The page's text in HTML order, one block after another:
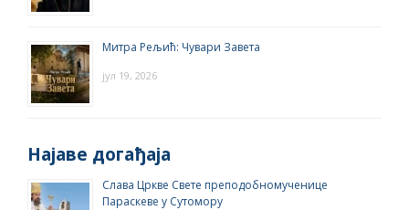
Митра Рељић: Чувари Завета
јул 19, 2026
Најаве догађаја
Слава Цркве Свете преподобномученице
Параскеве у Сутомору